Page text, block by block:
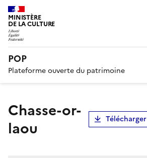
MINISTÈRE
DE LA CULTURE
POP
Plateforme ouverte du patrimoine
Chasse-or-
laou
Télécharger